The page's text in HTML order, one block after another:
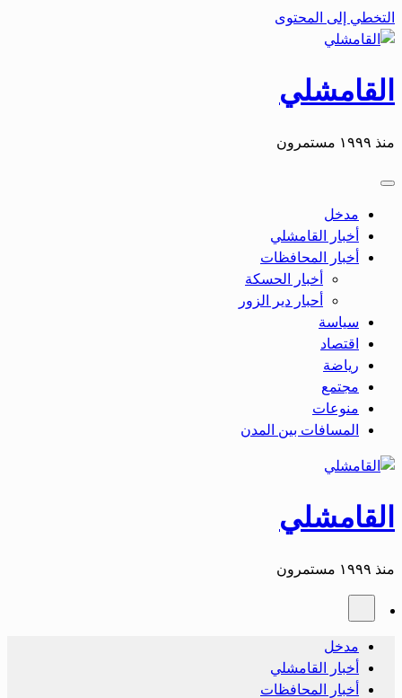
التخطي إلى المحتوى
القامشلي
منذ ١٩٩٩ مستمرون
مدخل
أخبار القامشلي
أخبار المحافظات
أخبار الحسكة
أحبار دير الزور
سياسة
اقتصاد
رياضة
مجتمع
منوعات
المسافات بين المدن
القامشلي
منذ ١٩٩٩ مستمرون
مدخل
أخبار القامشلي
أخبار المحافظات